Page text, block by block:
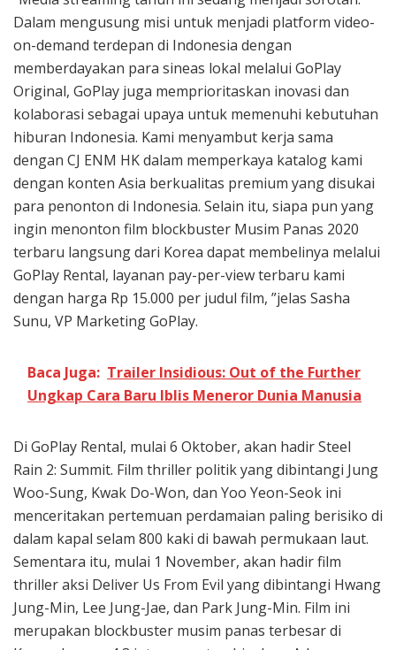
Dalam mengusung misi untuk menjadi platform video-
on-demand terdepan di Indonesia dengan
memberdayakan para sineas lokal melalui GoPlay
Original, GoPlay juga memprioritaskan inovasi dan
kolaborasi sebagai upaya untuk memenuhi kebutuhan
hiburan Indonesia. Kami menyambut kerja sama
dengan CJ ENM HK dalam memperkaya katalog kami
dengan konten Asia berkualitas premium yang disukai
para penonton di Indonesia. Selain itu, siapa pun yang
ingin menonton film blockbuster Musim Panas 2020
terbaru langsung dari Korea dapat membelinya melalui
GoPlay Rental, layanan pay-per-view terbaru kami
dengan harga Rp 15.000 per judul film, ”jelas Sasha
Sunu, VP Marketing GoPlay.
Baca Juga: Trailer Insidious: Out of the Further
Ungkap Cara Baru Iblis Meneror Dunia Manusia
Di GoPlay Rental, mulai 6 Oktober, akan hadir Steel
Rain 2: Summit. Film thriller politik yang dibintangi Jung
Woo-Sung, Kwak Do-Won, dan Yoo Yeon-Seok ini
menceritakan pertemuan perdamaian paling berisiko di
dalam kapal selam 800 kaki di bawah permukaan laut.
Sementara itu, mulai 1 November, akan hadir film
thriller aksi Deliver Us From Evil yang dibintangi Hwang
Jung-Min, Lee Jung-Jae, dan Park Jung-Min. Film ini
merupakan blockbuster musim panas terbesar di